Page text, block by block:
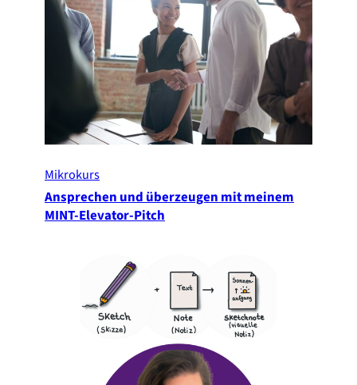
Mikrokurs
Ansprechen und überzeugen mit meinem
MINT-Elevator-Pitch